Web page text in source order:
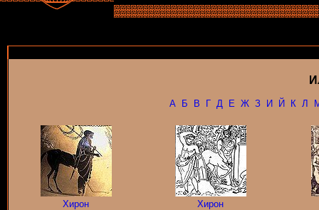
А Б В Г Д Е Ж З И Й К Л
Хирон Хирон